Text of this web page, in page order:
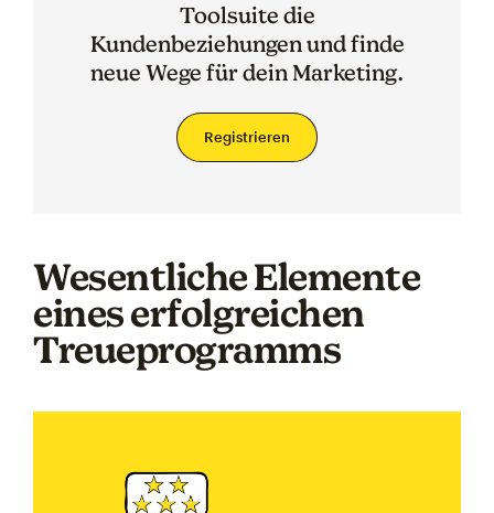
Toolsuite die
Kundenbeziehungen und finde
neue Wege für dein Marketing.
Registrieren
Wesentliche Elemente
eines erfolgreichen
Treueprogramms